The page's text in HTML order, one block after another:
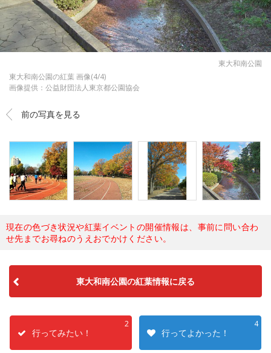
東大和南公園
東大和南公園の紅葉 画像(4/4)
画像提供：公益財団法人東京都公園協会
前の写真を見る
現在の色づき状況や紅葉イベントの開催情報は、事前に問い合わ
せ先までお尋ねのうえおでかけください。
東大和南公園の紅葉情報に戻る
2
行ってみたい！
4
行ってよかった！